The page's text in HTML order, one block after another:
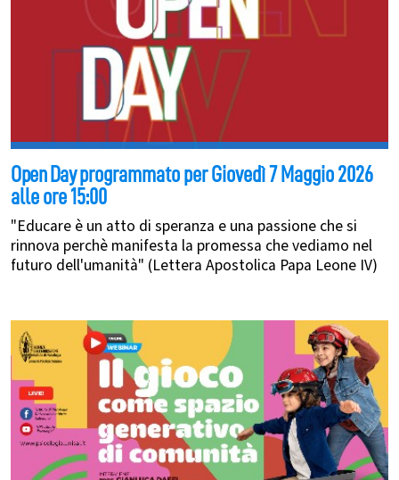
Open Day programmato per Giovedì 7 Maggio 2026
alle ore 15:00
"Educare è un atto di speranza e una passione che si
rinnova perchè manifesta la promessa che vediamo nel
futuro dell'umanità" (Lettera Apostolica Papa Leone IV)